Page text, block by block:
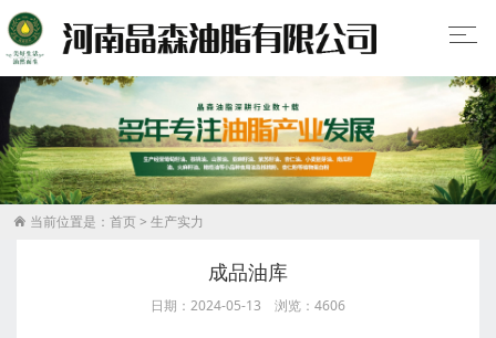
 当前位置是： 首页> 生产实力
成品油库
日期：2024-05-13 浏览：4606